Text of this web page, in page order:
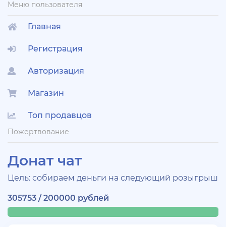
Меню пользователя
Главная
Регистрация
Авторизация
Магазин
Топ продавцов
Пожертвование
Донат чат
Цель: собираем деньги на следующий розыгрыш
305753 / 200000 рублей